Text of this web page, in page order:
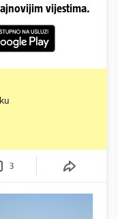
vijestima.
3